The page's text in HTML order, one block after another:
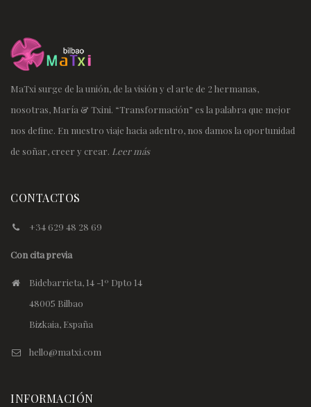
MaTxi surge de la unión, de la visión y el arte de 2 hermanas,
nosotras, María & Txini. “Transformación” es la palabra que mejor
nos define. En nuestro viaje hacia adentro, nos damos la oportunidad
de soñar, creer y crear. Leer más
CONTACTOS
+34 629 48 28 69
Con cita previa
Bidebarrieta, 14 -1º Dpto 14
48005 Bilbao
Bizkaia, España
hello@matxi.com
INFORMACIÓN